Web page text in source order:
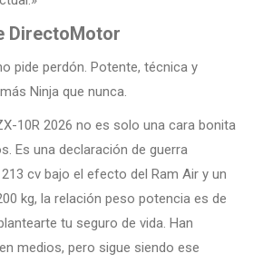
DirectoMotor
pide perdón. Potente, técnica y
Ninja que nunca.
10R 2026 no es solo una cara bonita
Es una declaración de guerra
cv bajo el efecto del Ram Air y un
kg, la relación peso potencia es de
tu seguro de vida. Han
medios, pero sigue siendo ese